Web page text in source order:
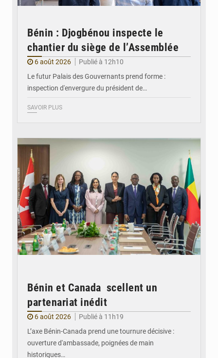
Bénin : Djogbénou inspecte le
chantier du siège de l’Assemblée
6 août 2026
Publié à 12h10
Le futur Palais des Gouvernants prend forme :
inspection d'envergure du président de…
SAVOIR PLUS
Bénin et Canada scellent un
partenariat inédit
6 août 2026
Publié à 11h19
L’axe Bénin-Canada prend une tournure décisive :
ouverture d'ambassade, poignées de main
historiques…